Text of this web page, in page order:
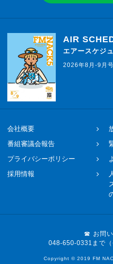
AIR
エアースケジ
2026年8月-9月
会社概要
番組審議会報告
プライバシーポリシー
採用情報
☎ お問
048-650-0331まで（
Copyright © 2019 FM